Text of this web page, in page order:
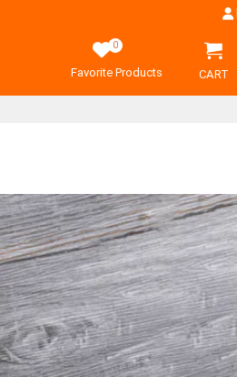
0
Favorite Products CART